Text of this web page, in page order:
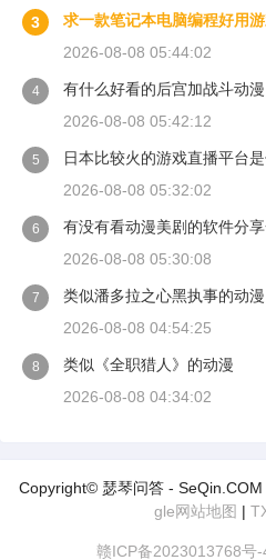
3
求一款笔记本电脑编程好用
2026-08-08 05:44:02
4
有什么好看的后宫加战斗动漫
2026-08-08 05:42:12
5
日本比较火的游戏直播平台
2026-08-08 05:32:02
6
有没有看动漫美剧的软件分
2026-08-08 05:30:08
7
类似潘多拉之心黑执事的动漫
2026-08-08 04:54:25
8
类似《全职猎人》的动漫
2026-08-08 04:34:02
Copyright© 瑟琴问答 - SeQin.COM
gle网站地图 |
赣ICP备2023013768号-